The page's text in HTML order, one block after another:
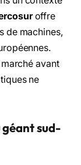
offre
de machines,
avant
ne
géant sud-